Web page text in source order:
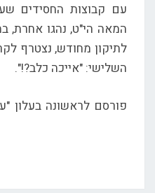
עם קבוצות החסידים
המאה הי"ט, נהגו אחרת,
לתיקון מחודש, נצטרף
השלישי: "אייכה כלב?!".
פורסם לראשונה בעלון